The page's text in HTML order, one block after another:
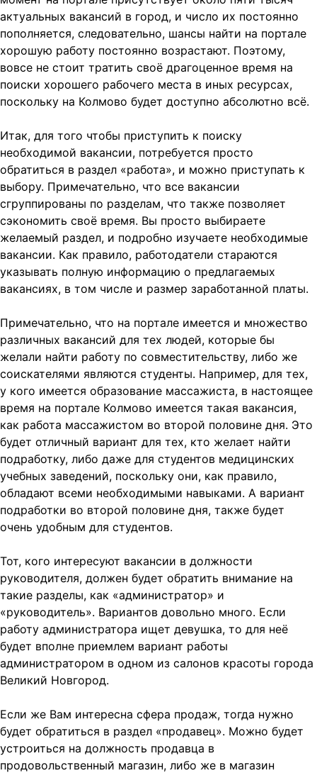
актуальных вакансий в город, и число их постоянно
пополняется, следовательно, шансы найти на портале
хорошую работу постоянно возрастают. Поэтому,
вовсе не стоит тратить своё драгоценное время на
поиски хорошего рабочего места в иных ресурсах,
поскольку на Колмово будет доступно абсолютно всё.
Итак, для того чтобы приступить к поиску
необходимой вакансии, потребуется просто
обратиться в раздел «работа», и можно приступать к
выбору. Примечательно, что все вакансии
сгруппированы по разделам, что также позволяет
сэкономить своё время. Вы просто выбираете
желаемый раздел, и подробно изучаете необходимые
вакансии. Как правило, работодатели стараются
указывать полную информацию о предлагаемых
вакансиях, в том числе и размер заработанной платы.
Примечательно, что на портале имеется и множество
различных вакансий для тех людей, которые бы
желали найти работу по совместительству, либо же
соискателями являются студенты. Например, для тех,
у кого имеется образование массажиста, в настоящее
время на портале Колмово имеется такая вакансия,
как работа массажистом во второй половине дня. Это
будет отличный вариант для тех, кто желает найти
подработку, либо даже для студентов медицинских
учебных заведений, поскольку они, как правило,
обладают всеми необходимыми навыками. А вариант
подработки во второй половине дня, также будет
очень удобным для студентов.
Тот, кого интересуют вакансии в должности
руководителя, должен будет обратить внимание на
такие разделы, как «администратор» и
«руководитель». Вариантов довольно много. Если
работу администратора ищет девушка, то для неё
будет вполне приемлем вариант работы
администратором в одном из салонов красоты города
Великий Новгород.
Если же Вам интересна сфера продаж, тогда нужно
будет обратиться в раздел «продавец». Можно будет
устроиться на должность продавца в
продовольственный магазин, либо же в магазин